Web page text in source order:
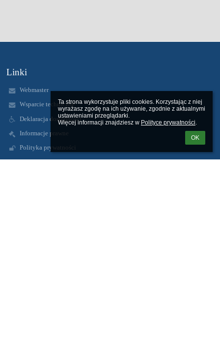
Ta strona wykorzystuje pliki cookies. Korzystając z niej
wyrażasz zgodę na ich używanie, zgodnie z aktualnymi
ustawieniami przeglądarki.
Więcej informacji znajdziesz w Polityce prywatności.
OK
Linki
Webmaster
Wsparcie techniczne
Deklaracja dostępności
Informacje prawne
Polityka prywatności
Metryczka